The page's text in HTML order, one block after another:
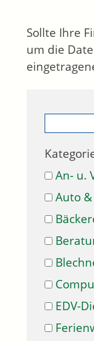
Sollte Ihre
um die
An- u.
Auto
EDV-